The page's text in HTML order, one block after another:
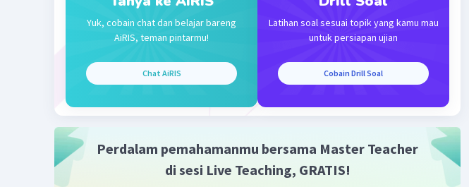
kembali dana tersebut dalam bentuk kredit atau pinjaman.
Beri Rating·0.0(0) Balas
Yuk, cobain chat dan belajar bareng
AiRIS, teman pintarmu!
Chat AiRIS
Latihan soal sesuai topik yang kamu mau
untuk persiapan ujian
Cobain Drill Soal
Perdalam pemahamanmu bersama Master Teacher
di sesi Live Teaching, GRATIS!